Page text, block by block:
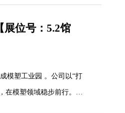
展位号：5.2馆
模塑工业园 。公司以“打
在模塑领域稳步前行。公